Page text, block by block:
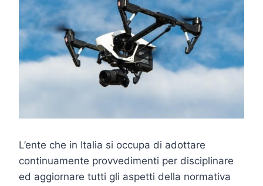
L’ente che in Italia si occupa di adottare
continuamente provvedimenti per disciplinare
ed aggiornare tutti gli aspetti della normativa